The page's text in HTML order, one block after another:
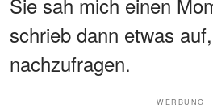
schrieb dann etwas
nachzufragen.
WERBUNG